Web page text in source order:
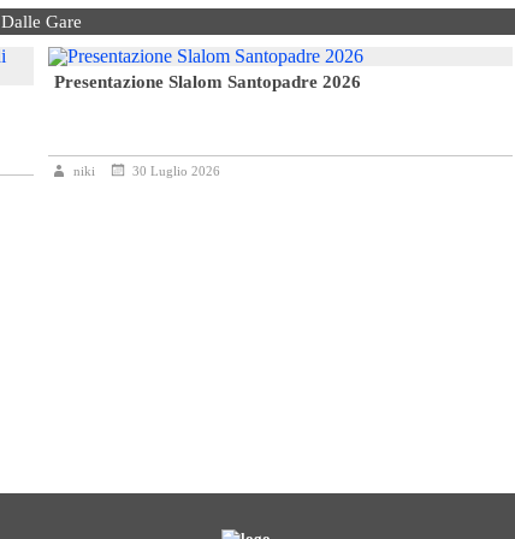
Dalle Gare
Presentazione Slalom Santopadre 2026
niki 30 Luglio 2026